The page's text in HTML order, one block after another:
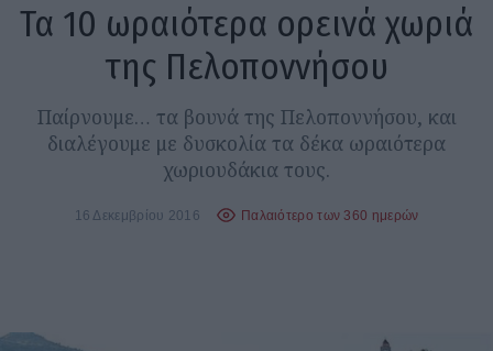
Τα 10 ωραιότερα ορεινά χωριά
της Πελοποννήσου
Παίρνουμε… τα βουνά της Πελοποννήσου, και
διαλέγουμε με δυσκολία τα δέκα ωραιότερα
χωριουδάκια τους.
16 Δεκεμβρίου 2016 Παλαιότερο των 360 ημερών